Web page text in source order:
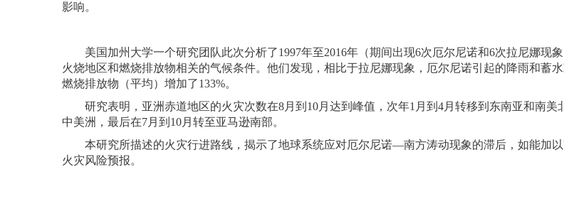
影响。
美国加州大学一个研究团队此次分析了1997年至2016年（期间出现6次厄尔尼诺和6次拉尼娜现
火烧地区和燃烧排放物相关的气候条件。他们发现，相比于拉尼娜现象，厄尔尼诺引起的降雨和蓄
燃烧排放物（平均）增加了133%。
研究表明，亚洲赤道地区的火灾次数在8月到10月达到峰值，次年1月到4月转移到东南亚和南美
中美洲，最后在7月到10月转至亚马逊南部。
本研究所描述的火灾行进路线，揭示了地球系统应对厄尔尼诺—南方涛动现象的滞后，如能加以
火灾风险预报。